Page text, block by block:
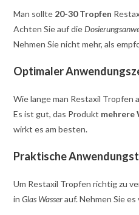
Man sollte 20-30 Tropfen
Achten Sie auf die
Nehmen Sie nicht mehr, als
Optimaler
Wie lange man Restaxil Tropfen
Es ist gut, das Produkt mehrere
wirkt es am besten.
Praktische
Um Restaxil Tropfen richtig zu
inGlas Wasserauf. Nehmen Sie